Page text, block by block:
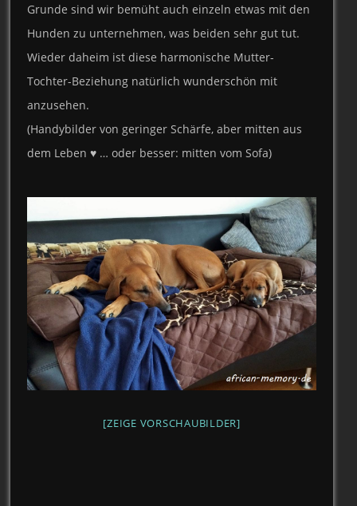
Grunde sind wir bemüht auch einzeln etwas mit den
Hunden zu unternehmen, was beiden sehr gut tut.
Wieder daheim ist diese harmonische Mutter-
Tochter-Beziehung natürlich wunderschön mit
anzusehen.
(Handybilder von geringer Schärfe, aber mitten aus
dem Leben ♥ … oder besser: mitten vom Sofa)
[ZEIGE VORSCHAUBILDER]